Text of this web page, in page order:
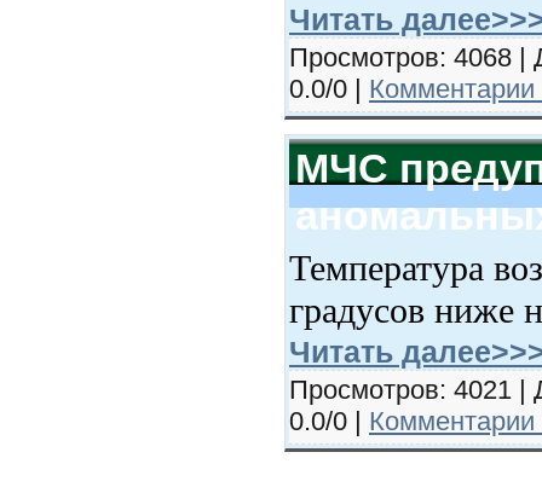
Читать
Просмотров: 4068 |
0.0/0 | Комментарии
МЧС
Температура
градусов ниже
Читать
Просмотров: 4021 |
0.0/0 | Комментарии